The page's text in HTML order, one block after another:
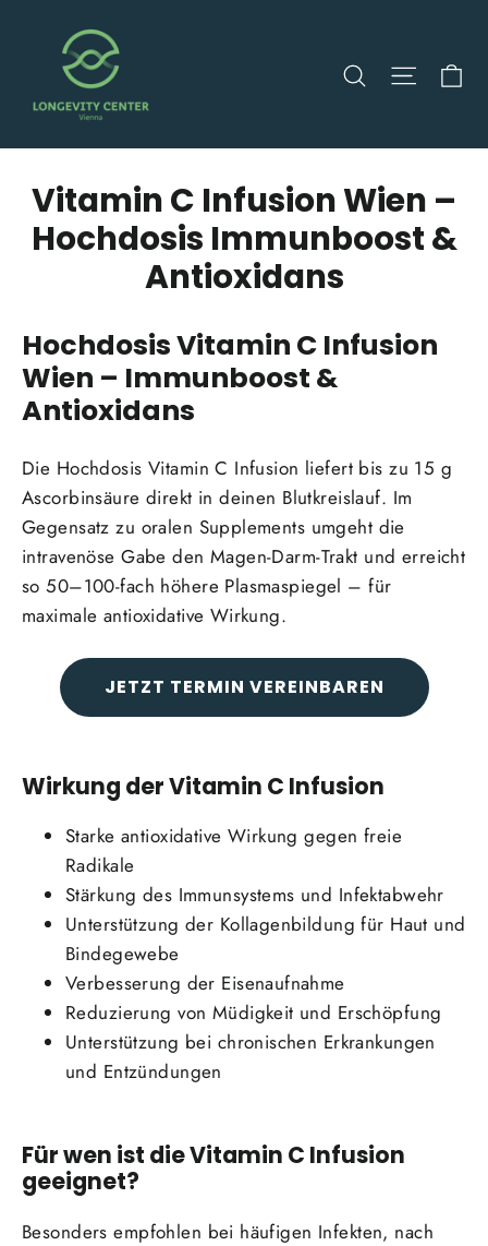
Suche
Vitamin C Infusion Wien –
Hochdosis Immunboost &
Antioxidans
Hochdosis Vitamin C Infusion
Wien – Immunboost &
Antioxidans
Die Hochdosis Vitamin C Infusion liefert bis zu 15 g
Ascorbinsäure direkt in deinen Blutkreislauf. Im
Gegensatz zu oralen Supplements umgeht die
intravenöse Gabe den Magen-Darm-Trakt und erreicht
so 50–100-fach höhere Plasmaspiegel – für
maximale antioxidative Wirkung.
JETZT TERMIN VEREINBAREN
Wirkung der Vitamin C Infusion
Starke antioxidative Wirkung gegen freie
Radikale
Stärkung des Immunsystems und Infektabwehr
Unterstützung der Kollagenbildung für Haut und
Bindegewebe
Verbesserung der Eisenaufnahme
Reduzierung von Müdigkeit und Erschöpfung
Unterstützung bei chronischen Erkrankungen
und Entzündungen
Für wen ist die Vitamin C Infusion
geeignet?
Besonders empfohlen bei häufigen Infekten, nach